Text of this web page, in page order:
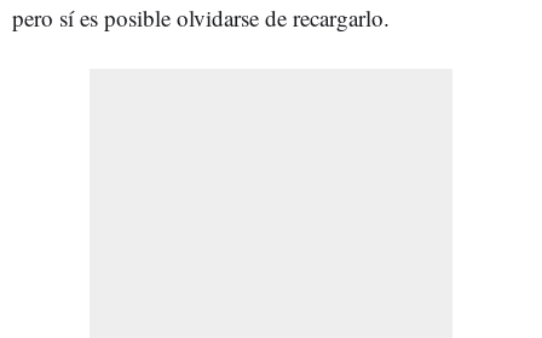
pero sí es posible olvidarse de recargarlo.